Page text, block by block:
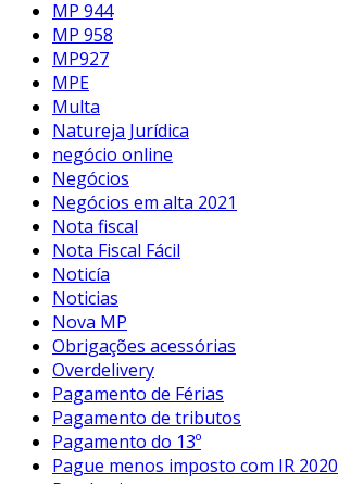
MP 944
MP 958
MP927
MPE
Multa
Natureja Jurídica
negócio online
Negócios
Negócios em alta 2021
Nota fiscal
Nota Fiscal Fácil
Noticía
Noticias
Nova MP
Obrigações acessórias
Overdelivery
Pagamento de Férias
Pagamento de tributos
Pagamento do 13º
Pague menos imposto com IR 2020